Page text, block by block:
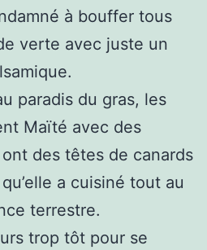
à bouffer tous
verte avec juste un
paradis du gras, les
Maïté avec des
des têtes de canards
a cuisiné tout au
terrestre.
trop tôt pour se